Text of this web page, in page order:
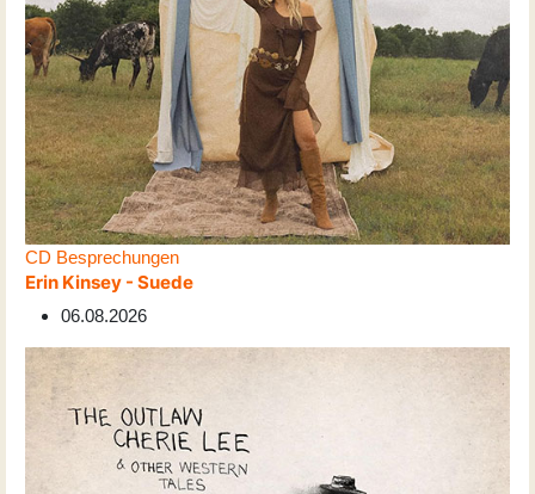
CD Besprechungen
Erin Kinsey - Suede
06.08.2026